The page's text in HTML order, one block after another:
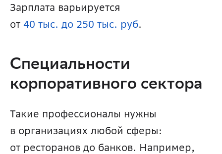
Зарплата варьируется
от 40 тыс. до 250 тыс. руб.
Специальности
корпоративного сектора
Такие профессионалы нужны
в организациях любой сферы:
от ресторанов до банков. Например,